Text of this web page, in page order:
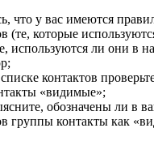
что у вас имеются
(те, которые
используются ли они в
контактов
«видимые»;
обозначены ли в
группы контакты как